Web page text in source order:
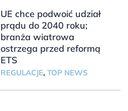
UE chce podwoić udział
prądu do 2040 roku;
branża wiatrowa
ostrzega przed reformą
ETS
REGULACJE, TOP NEWS